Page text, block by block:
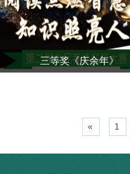
三等奖《庆余年》
« 1